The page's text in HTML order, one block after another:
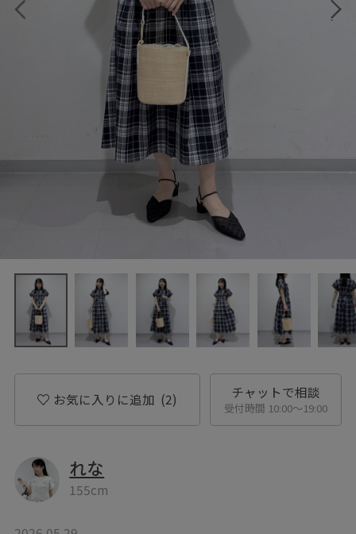
お気に入りに追加 (2) チャットで相談
受付時間 10:00〜19:00
れな
155cm